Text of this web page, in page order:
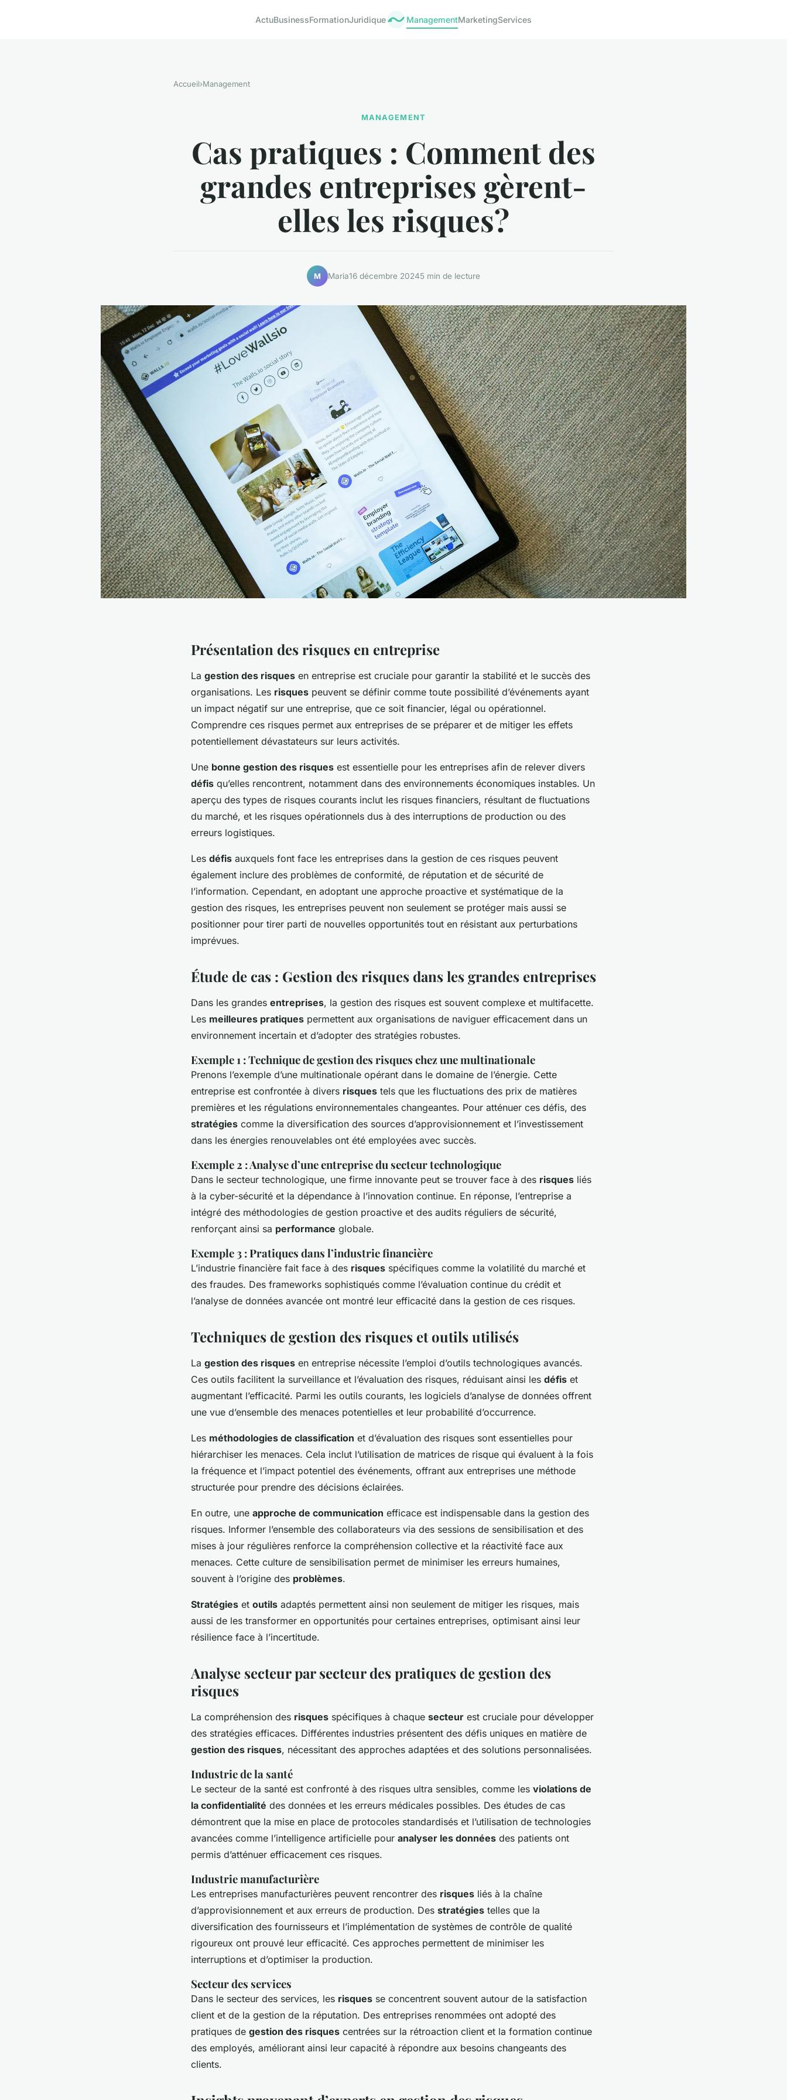
ActuBusinessFormationJuridique ManagementMarketingServices
Accueil›Management
MANAGEMENT
Cas pratiques : Comment des
grandes entreprises gèrent-
elles les risques?
M Maria16 décembre 20245 min de lecture
Présentation des risques en entreprise
La gestion des risques en entreprise est cruciale pour garantir la stabilité et le succès des
organisations. Les risques peuvent se définir comme toute possibilité d’événements ayant
un impact négatif sur une entreprise, que ce soit financier, légal ou opérationnel.
Comprendre ces risques permet aux entreprises de se préparer et de mitiger les effets
potentiellement dévastateurs sur leurs activités.
Une bonne gestion des risques est essentielle pour les entreprises afin de relever divers
défis qu’elles rencontrent, notamment dans des environnements économiques instables. Un
aperçu des types de risques courants inclut les risques financiers, résultant de fluctuations
du marché, et les risques opérationnels dus à des interruptions de production ou des
erreurs logistiques.
Les défis auxquels font face les entreprises dans la gestion de ces risques peuvent
également inclure des problèmes de conformité, de réputation et de sécurité de
l’information. Cependant, en adoptant une approche proactive et systématique de la
gestion des risques, les entreprises peuvent non seulement se protéger mais aussi se
positionner pour tirer parti de nouvelles opportunités tout en résistant aux perturbations
imprévues.
Étude de cas : Gestion des risques dans les grandes entreprises
Dans les grandes entreprises, la gestion des risques est souvent complexe et multifacette.
Les meilleures pratiques permettent aux organisations de naviguer efficacement dans un
environnement incertain et d’adopter des stratégies robustes.
Exemple 1 : Technique de gestion des risques chez une multinationale
Prenons l’exemple d’une multinationale opérant dans le domaine de l’énergie. Cette
entreprise est confrontée à divers risques tels que les fluctuations des prix de matières
premières et les régulations environnementales changeantes. Pour atténuer ces défis, des
stratégies comme la diversification des sources d’approvisionnement et l’investissement
dans les énergies renouvelables ont été employées avec succès.
Exemple 2 : Analyse d’une entreprise du secteur technologique
Dans le secteur technologique, une firme innovante peut se trouver face à des risques liés
à la cyber-sécurité et la dépendance à l’innovation continue. En réponse, l’entreprise a
intégré des méthodologies de gestion proactive et des audits réguliers de sécurité,
renforçant ainsi sa performance globale.
Exemple 3 : Pratiques dans l’industrie financière
L’industrie financière fait face à des risques spécifiques comme la volatilité du marché et
des fraudes. Des frameworks sophistiqués comme l’évaluation continue du crédit et
l’analyse de données avancée ont montré leur efficacité dans la gestion de ces risques.
Techniques de gestion des risques et outils utilisés
La gestion des risques en entreprise nécessite l’emploi d’outils technologiques avancés.
Ces outils facilitent la surveillance et l’évaluation des risques, réduisant ainsi les défis et
augmentant l’efficacité. Parmi les outils courants, les logiciels d’analyse de données offrent
une vue d’ensemble des menaces potentielles et leur probabilité d’occurrence.
Les méthodologies de classification et d’évaluation des risques sont essentielles pour
hiérarchiser les menaces. Cela inclut l’utilisation de matrices de risque qui évaluent à la fois
la fréquence et l’impact potentiel des événements, offrant aux entreprises une méthode
structurée pour prendre des décisions éclairées.
En outre, une approche de communication efficace est indispensable dans la gestion des
risques. Informer l’ensemble des collaborateurs via des sessions de sensibilisation et des
mises à jour régulières renforce la compréhension collective et la réactivité face aux
menaces. Cette culture de sensibilisation permet de minimiser les erreurs humaines,
souvent à l’origine des problèmes.
Stratégies et outils adaptés permettent ainsi non seulement de mitiger les risques, mais
aussi de les transformer en opportunités pour certaines entreprises, optimisant ainsi leur
résilience face à l’incertitude.
Analyse secteur par secteur des pratiques de gestion des
risques
La compréhension des risques spécifiques à chaque secteur est cruciale pour développer
des stratégies efficaces. Différentes industries présentent des défis uniques en matière de
gestion des risques, nécessitant des approches adaptées et des solutions personnalisées.
Industrie de la santé
Le secteur de la santé est confronté à des risques ultra sensibles, comme les violations de
la confidentialité des données et les erreurs médicales possibles. Des études de cas
démontrent que la mise en place de protocoles standardisés et l’utilisation de technologies
avancées comme l’intelligence artificielle pour analyser les données des patients ont
permis d’atténuer efficacement ces risques.
Industrie manufacturière
Les entreprises manufacturières peuvent rencontrer des risques liés à la chaîne
d’approvisionnement et aux erreurs de production. Des stratégies telles que la
diversification des fournisseurs et l’implémentation de systèmes de contrôle de qualité
rigoureux ont prouvé leur efficacité. Ces approches permettent de minimiser les
interruptions et d’optimiser la production.
Secteur des services
Dans le secteur des services, les risques se concentrent souvent autour de la satisfaction
client et de la gestion de la réputation. Des entreprises renommées ont adopté des
pratiques de gestion des risques centrées sur la rétroaction client et la formation continue
des employés, améliorant ainsi leur capacité à répondre aux besoins changeants des
clients.